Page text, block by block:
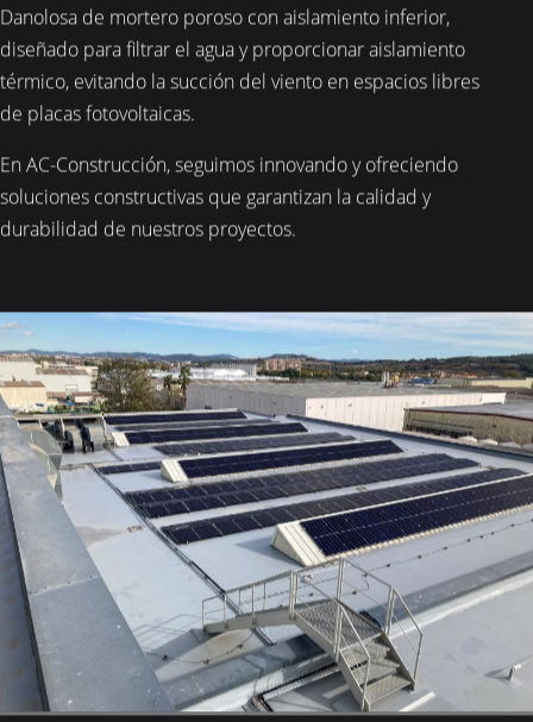
Danolosa de mortero poroso con aislamiento inferior,
diseñado para filtrar el agua y proporcionar aislamiento
térmico, evitando la succión del viento en espacios libres
de placas fotovoltaicas.
En AC-Construcción, seguimos innovando y ofreciendo
soluciones constructivas que garantizan la calidad y
durabilidad de nuestros proyectos.